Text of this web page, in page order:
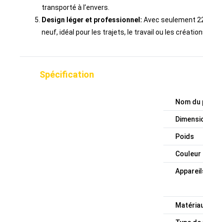
transporté à l’envers.
Design léger et professionnel: Avec seulement
neuf, idéal pour les trajets, le travail ou les
Spécification
Nom
Poids
Couleur